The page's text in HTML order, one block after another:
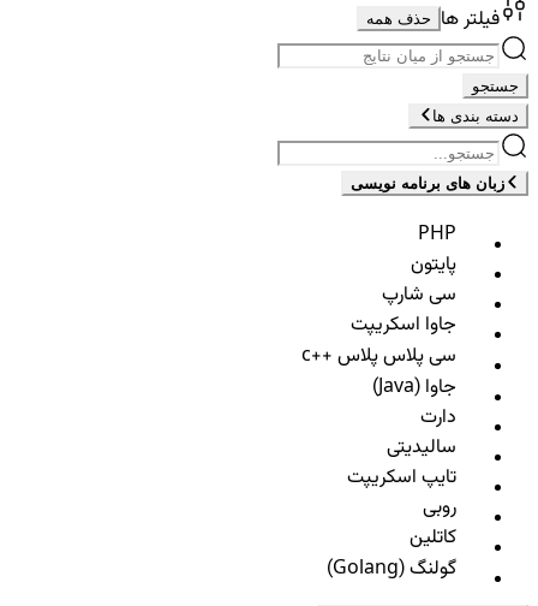
فیلتر ها
حذف همه
جستجو
دسته بندی ها
زبان های برنامه نویسی
PHP
پایتون
سی شارپ
جاوا اسکریپت
سی پلاس پلاس ++c
جاوا (Java)
دارت
سالیدیتی
تایپ اسکریپت
روبی
کاتلین
گولنگ (Golang)